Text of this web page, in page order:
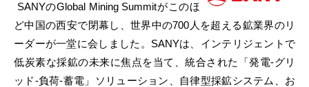
SANYのGlobal Mining Summitがこのほ
ど中国の西安で閉幕し、世界中の700人を超える鉱業界のリ
ーダーが一堂に会しました。SANYは、インテリジェントで
低炭素な採鉱の未来に焦点を当て、統合された「発電-グリ
ッド-負荷-蓄電」ソリューション、自律型採鉱システム、お